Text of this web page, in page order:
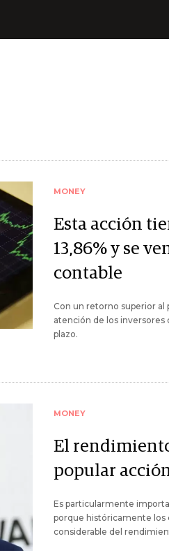
MONEY
Esta acción
13,86% y se
contable
Con un retorno superior al
atención de los inversores
plazo.
MONEY
El
popular
Es particularmente
porque históricamente los
considerable del